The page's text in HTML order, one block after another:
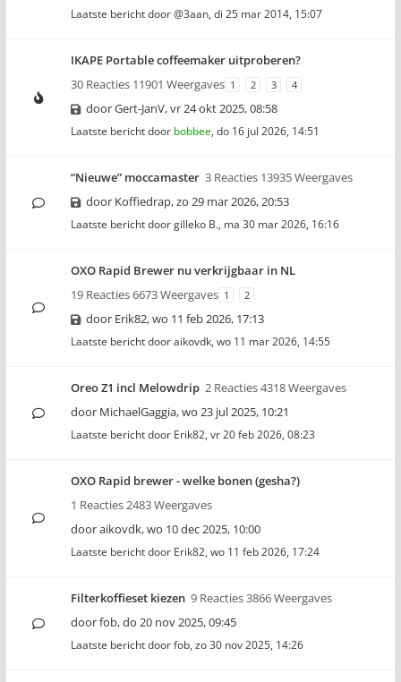
Laatste bericht door@3aan, di 25 mar 2014, 15:07
IKAPE Portable coffeemaker uitproberen?
30 Reacties 11901 Weergaves 1 2 3 4
doorGert-JanV,vr 24 okt 2025, 08:58
Laatste bericht door bobbee, do 16 jul 2026, 14:51
“Nieuwe” moccamaster 3 Reacties 13935 Weergaves
door Koffiedrap,zo 29 mar 2026, 20:53
Laatste bericht doorgilleko B., ma 30 mar 2026, 16:16
OXO Rapid Brewer nu verkrijgbaar in NL
19 Reacties 6673 Weergaves 1 2
door Erik82,wo 11 feb 2026, 17:13
Laatste bericht dooraikovdk, wo 11 mar 2026, 14:55
Oreo Z1 incl Melowdrip 2 Reacties 4318 Weergaves
door MichaelGaggia,wo 23 jul 2025, 10:21
Laatste bericht door Erik82, vr 20 feb 2026, 08:23
OXO Rapid brewer - welke bonen (gesha?)
1 Reacties 2483 Weergaves
dooraikovdk,wo 10 dec 2025, 10:00
Laatste bericht door Erik82, wo 11 feb 2026, 17:24
Filterkoffieset kiezen 9 Reacties 3866 Weergaves
doorfob,do 20 nov 2025, 09:45
Laatste bericht doorfob, zo 30 nov 2025, 14:26